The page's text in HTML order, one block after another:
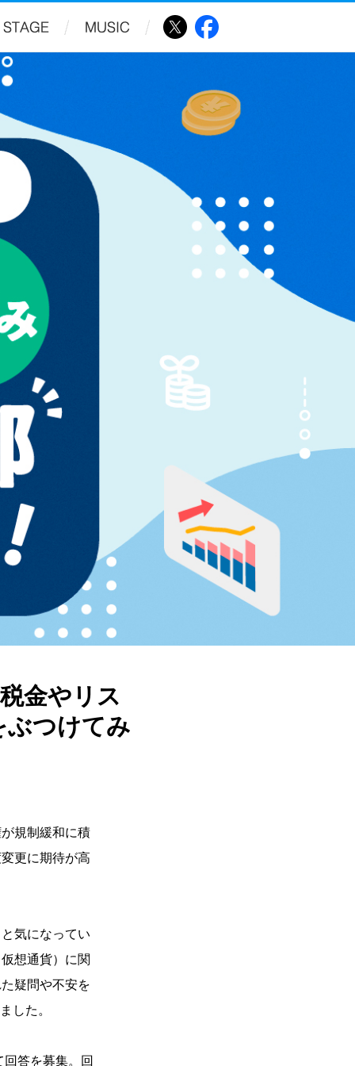
金やリス
ぶつけてみ
規制緩和に積
更に期待が高
気になってい
想通貨）に関
疑問や不安を
した。
答を募集。回